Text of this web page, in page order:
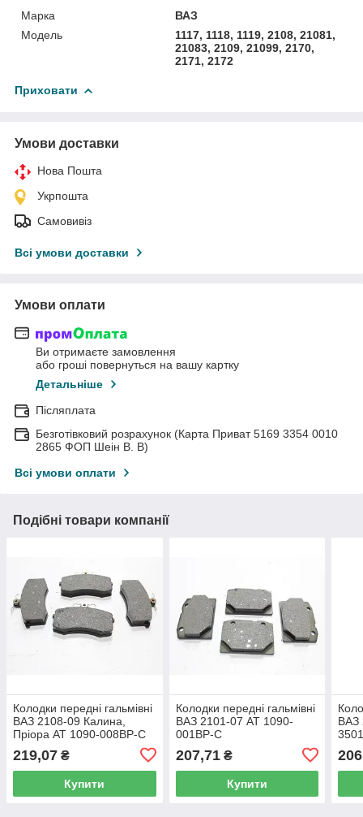
Марка
ВАЗ
Мoдель
1117, 1118, 1119, 2108, 21081,
21083, 2109, 21099, 2170,
2171, 2172
Приховати
Умови доставки
Нова Пошта
Укрпошта
Самовивіз
Всі умови доставки
Умови оплати
Ви отримаєте замовлення
або гроші повернуться на вашу картку
Детальніше
Післяплата
Безготівковий розрахунок (Карта Приват 5169 3354 0010
2865 ФОП Шеін В. В)
Всі умови оплати
Подібні товари компанії
Колодки передні гальмівні
ВАЗ 2108-09 Калина,
Пріора AT 1090-008BP-C
219,07 ₴
Купити
Колодки передні гальмівні
ВАЗ 2101-07 AT 1090-
001BP-C
207,71₴
Купити
ВАЗ